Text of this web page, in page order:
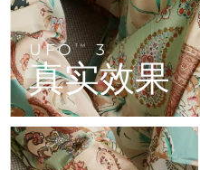
UFOTM 3
真实效果
LUNA™
Premium
LUNA™ 设
All facial
面膜
Rejuvenation
UFO™ 设备
All deep
issa™
Dual LED +
ISSA™ 设备
All silicone
FAQ™ 103
Luxurious
FAQ™ P1
Manuka
FAQ™ 211
Anti-aging
FAQ™ 221
Anti-aging
FAQ™
Scalp
FAQ™护肤
All FAQ™
FAQ™ 502
Full-
FAQ™
保健品
专业治疗
捷克
丹麦
爱沙尼亚
芬兰